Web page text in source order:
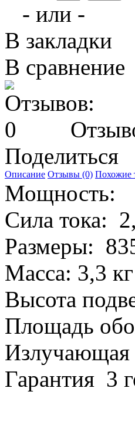
- или -
В закладки
В сравнение
Поделиться
Описание Отзывы (0) Похожие
Сила тока:
Размеры:
Масса: 3,3 кг
Высота
Площадь
Излучающая
Гарантия 3